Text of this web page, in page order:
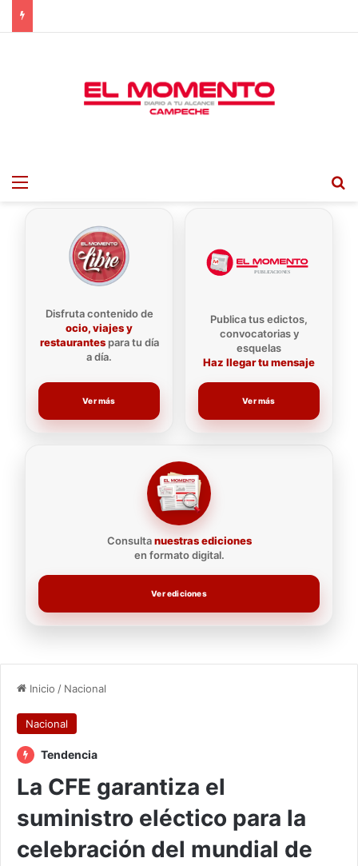
Menu
Disfruta contenido de
ocio, viajes y
restaurantespara tu día
a día.
Ver más
Consultanuestras ediciones
en formato digital.
Ver ediciones
Publica tus edictos,
convocatorias y
esquelas
Haz llegar tu mensaje
Ver más
Inicio / Nacional
Nacional
Tendencia
La CFE garantiza el
suministro eléctico para la
celebración del mundial de